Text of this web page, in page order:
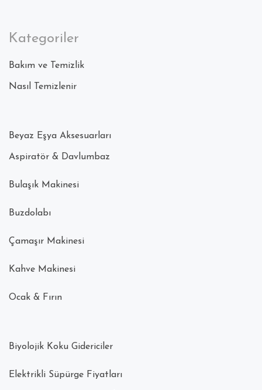
Kategoriler
Bakım ve Temizlik
Nasıl Temizlenir
Beyaz Eşya Aksesuarları
Aspiratör & Davlumbaz
Bulaşık Makinesi
Buzdolabı
Çamaşır Makinesi
Kahve Makinesi
Ocak & Fırın
Biyolojik Koku Gidericiler
Elektrikli Süpürge Fiyatları